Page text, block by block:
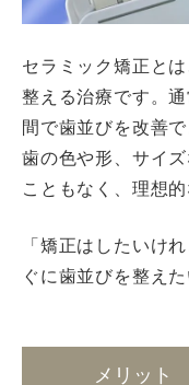
セラミック矯正と
整える治療です。
間で歯並びを改善
歯の色や形、サイ
こともなく、理想
「矯正はしたいけ
ぐに歯並びを整え
メリット